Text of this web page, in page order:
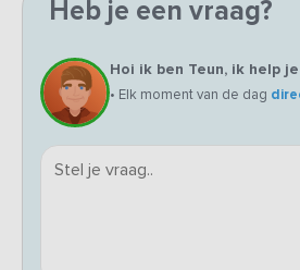
Heb je een vraag?
Hoi ik ben Teun, ik help
• Elk moment van de dag